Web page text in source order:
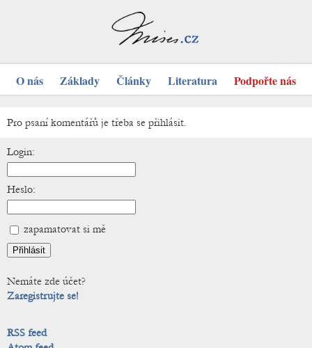
O nás Základy Články Literatura Podpořte nás
Pro psaní komentářů je třeba se přihlásit.
Login:
Heslo:
zapamatovat si mě
Nemáte zde účet?
Zaregistrujte se!
RSS feed